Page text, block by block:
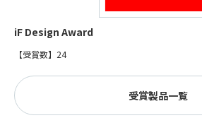
iF Design Award
【受賞数】24
受賞製品一覧